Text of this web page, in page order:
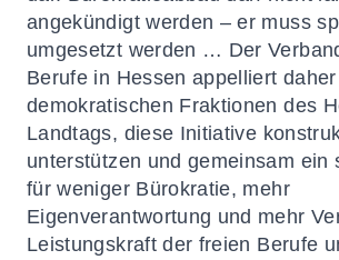
angekündigt werden – er muss
umgesetzt werden … Der
Berufe in Hessen appelliert
demokratischen Fraktionen des
Landtags, diese Initiative
unterstützen und gemeinsam ein
für weniger Bürokratie, mehr
Eigenverantwortung und mehr
Leistungskraft der freien Berufe